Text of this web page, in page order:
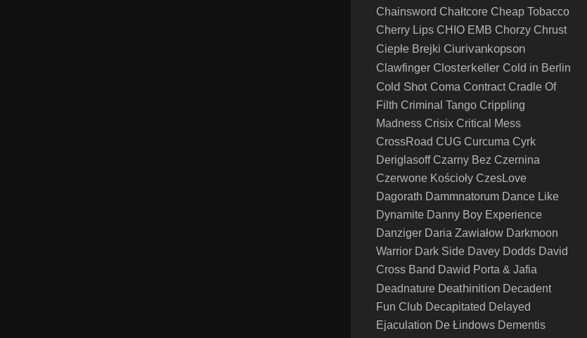
Chainsword Chałtcore Cheap Tobacco
Cherry Lips CHIO EMB Chorzy Chrust
Ciepłe Brejki Ciurivankopson
Clawfinger Closterkeller Cold in Berlin
Cold Shot Coma Contract Cradle Of
Filth Criminal Tango Crippling
Madness Crisix Critical Mess
CrossRoad CUG Curcuma Cyrk
Deriglasoff Czarny Bez Czernina
Czerwone Kościoły CzesLove
Dagorath Dammnatorum Dance Like
Dynamite Danny Boy Experience
Danziger Daria Zawiałow Darkmoon
Warrior Dark Side Davey Dodds David
Cross Band Dawid Porta & Jafia
Deadnature Deathinition Decadent
Fun Club Decapitated Delayed
Ejaculation De Łindows Dementis